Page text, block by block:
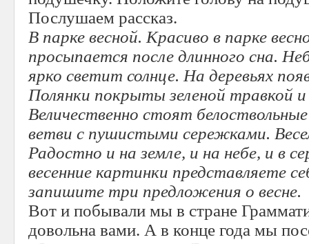
Послушаем рассказ.
В парке весной. Красиво в парке
просыпается после длинного сна.
ярко светит солнце. На деревьях
Полянки покрыты зеленой травкой
Величественно стоят
ветви с пушистыми сережками.
Радостно и на земле, и на небе, и в
весенние картинки представляете
запишите три предложения о весне.
Вот и побывали мы в стране
довольна вами. А в конце года мы